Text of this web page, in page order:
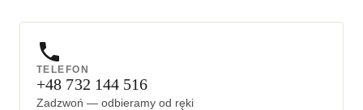
TELEFON
+48 732 144 516
Zadzwoń — odbieramy od ręki